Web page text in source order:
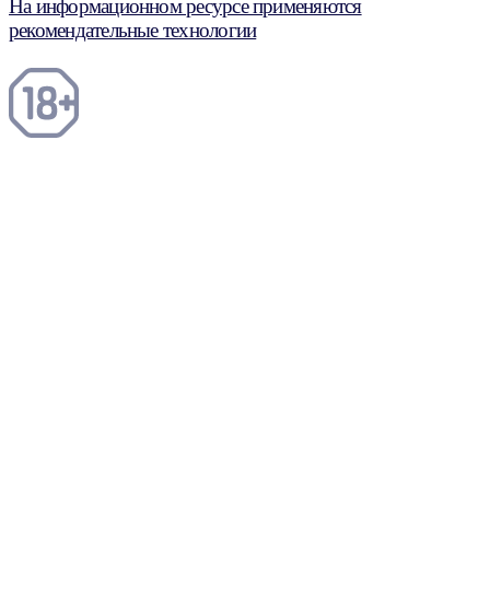
На информационном ресурсе применяются
рекомендательные технологии